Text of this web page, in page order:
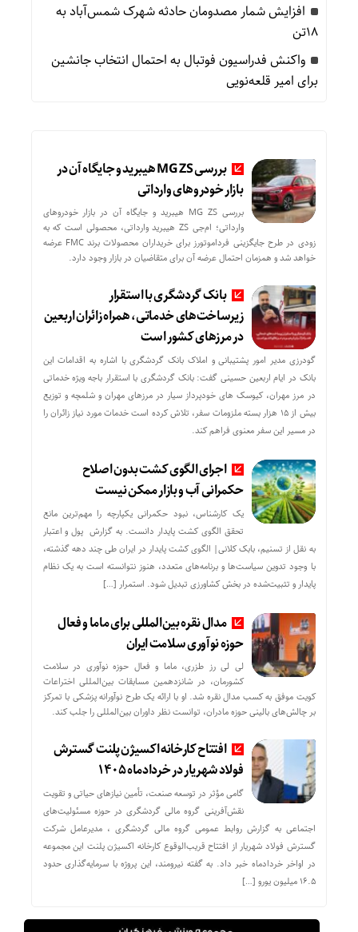
افزایش شمار مصدومان حادثه شهرک شمس‌آباد به
۱۸تن
واکنش فدراسیون فوتبال به احتمال انتخاب جانشین
برای امیر قلعه‌نویی
بررسی MG ZS هیبرید و جایگاه آن در
بازار خودروهای وارداتی
بررسی MG ZS هیبرید و جایگاه آن در بازار خودروهای
وارداتی؛ ام‌جی ZS هیبرید وارداتی، محصولی است که به
زودی در طرح جایگزینی فرداموتورز برای خریداران محصولات برند FMC عرضه
خواهد شد و همزمان احتمال عرضه آن برای متقاضیان در بازار وجود دارد.
بانک گردشگری با استقرار
زیرساخت‌های خدماتی، همراه زائران اربعین
در مرزهای کشور است
گودرزی مدیر امور پشتیبانی و املاک بانک گردشگری با اشاره به اقدامات این
بانک در ایام اربعین حسینی گفت: بانک گردشگری با استقرار باجه ویژه خدماتی
در مرز مهران، کیوسک های خودپرداز سیار در مرزهای مهران و شلمچه و توزیع
بیش از ۱۵ هزار بسته ملزومات سفر، تلاش کرده است خدمات مورد نیاز زائران را
در مسیر این سفر معنوی فراهم کند.
اجرای الگوی کشت بدون اصلاح
حکمرانی آب و بازار ممکن نیست
یک کارشناس، نبود حکمرانی یکپارچه را مهم‌ترین مانع
تحقق الگوی کشت پایدار دانست. به گزارش پول و اعتبار
به نقل از تسنیم، بابک کلانی| الگوی کشت پایدار در ایران طی چند دهه گذشته،
با وجود تدوین سیاست‌ها و برنامه‌های متعدد، هنوز نتوانسته است به یک نظام
پایدار و تثبیت‌شده در بخش کشاورزی تبدیل شود. استمرار […]
مدال نقره بین‌المللی برای ماما و فعال
حوزه نوآوری سلامت ایران
لی لی رز طزری، ماما و فعال حوزه نوآوری در سلامت
کشورمان، در شانزدهمین مسابقات بین‌المللی اختراعات
کویت موفق به کسب مدال نقره شد. او با ارائه یک طرح نوآورانه پزشکی با تمرکز
بر چالش‌های بالینی حوزه مادران، توانست نظر داوران بین‌المللی را جلب کند.
افتتاح کارخانه اکسیژن پلنت گسترش
فولاد شهریار در خردادماه ۱۴۰۵
گامی مؤثر در توسعه صنعت، تأمین نیازهای حیاتی و تقویت
نقش‌آفرینی گروه مالی گردشگری در حوزه مسئولیت‌های
اجتماعی به گزارش روابط عمومی گروه مالی گردشگری ، مدیرعامل شرکت
گسترش فولاد شهریار از افتتاح قریب‌الوقوع کارخانه اکسیژن پلنت این مجموعه
در اواخر خردادماه خبر داد. به گفته نیرومند، این پروژه با سرمایه‌گذاری حدود
۱۶.۵ میلیون یورو […]